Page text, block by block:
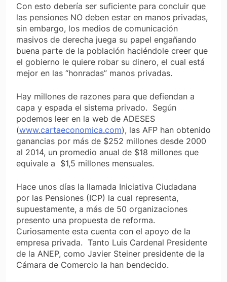
Con esto debería ser suficiente para concluir que
las pensiones NO deben estar en manos privadas,
sin embargo, los medios de comunicación
masivos de derecha juega su papel engañando
buena parte de la población haciéndole creer que
el gobierno le quiere robar su dinero, el cual está
mejor en las “honradas” manos privadas.
Hay millones de razones para que defiendan a
capa y espada el sistema privado. Según
podemos leer en la web de ADESES
(www.cartaeconomica.com), las AFP han obtenido
ganancias por más de $252 millones desde 2000
al 2014, un promedio anual de $18 millones que
equivale a $1,5 millones mensuales.
Hace unos días la llamada Iniciativa Ciudadana
por las Pensiones (ICP) la cual representa,
supuestamente, a más de 50 organizaciones
presento una propuesta de reforma.
Curiosamente esta cuenta con el apoyo de la
empresa privada. Tanto Luis Cardenal Presidente
de la ANEP, como Javier Steiner presidente de la
Cámara de Comercio la han bendecido.